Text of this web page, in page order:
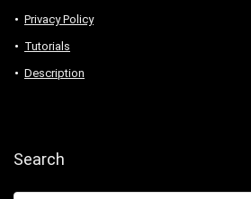
Privacy Policy
Tutorials
Description
Search